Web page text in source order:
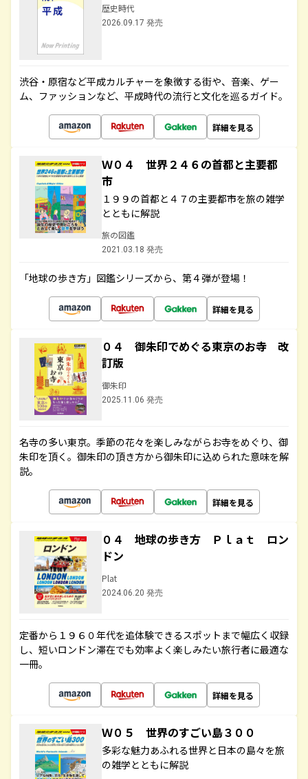
歴史時代
2026.09.17 発売
渋谷・原宿など平成カルチャーを象徴する街や、音楽、ゲー
ム、ファッションなど、平成時代の流行と文化を巡るガイド。
詳細を見る
Ｗ０４ 世界２４６の首都と主要都
市
１９９の首都と４７の主要都市を旅の雑学
とともに解説
旅の図鑑
2021.03.18 発売
「地球の歩き方」図鑑シリーズから、第４弾が登場！
詳細を見る
０４ 御朱印でめぐる東京のお寺 改
訂版
御朱印
2025.11.06 発売
名寺の多い東京。季節の花々を楽しみながらお寺をめぐり、御
朱印を頂く。御朱印の頂き方から御朱印に込められた意味を解
説。
詳細を見る
０４ 地球の歩き方 Ｐｌａｔ ロン
ドン
Plat
2024.06.20 発売
定番から１９６０年代を追体験できるスポットまで幅広く収録
し、短いロンドン滞在でも効率よく楽しみたい旅行者に最適な
一冊。
詳細を見る
Ｗ０５ 世界のすごい島３００
多彩な魅力あふれる世界と日本の島々を旅
の雑学とともに解説